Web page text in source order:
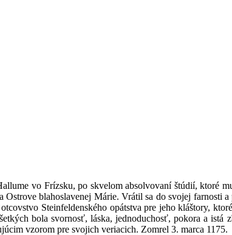
vo Frízsku, po skvelom absolvovaní štúdií, ktoré
blahoslavenej Márie. Vrátil sa do svojej
Steinfeldenského opátstva pre jeho kláštory,
bola svornosť, láska, jednoduchosť, pokora a
vzorom pre svojich veriacich. Zomrel 3. marca 1175.